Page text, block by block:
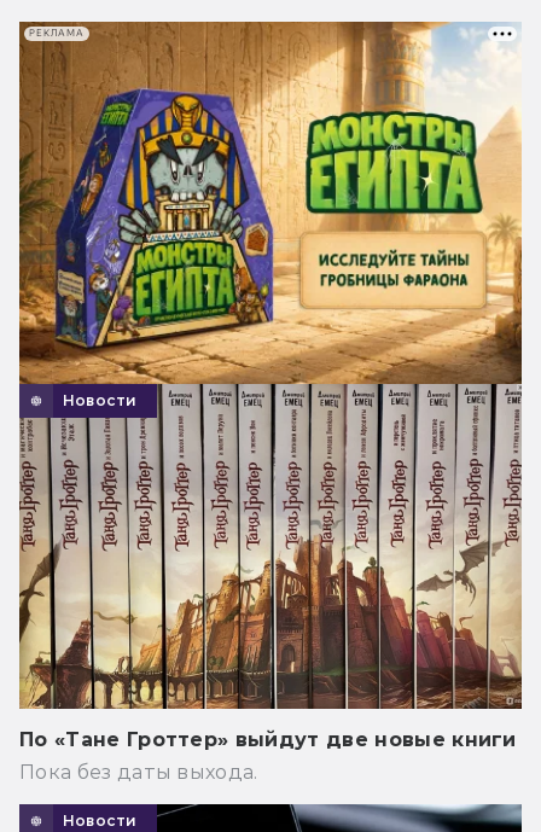
Новости
По «Тане Гроттер» выйдут две новые книги
Пока без даты выхода.
Новости
РЕКЛАМА